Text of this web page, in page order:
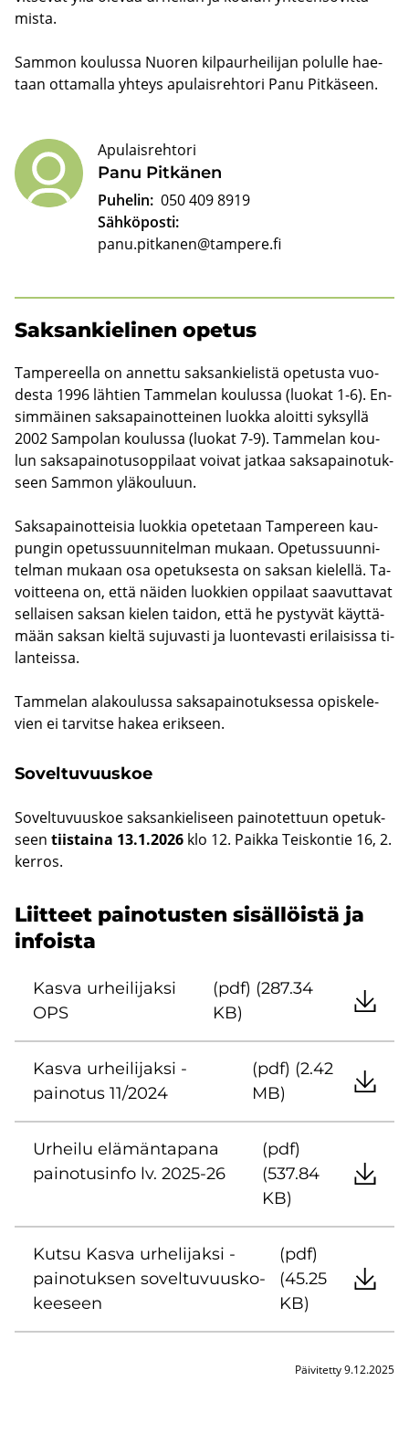
mis­ta.
Sam­mon kou­lus­sa Nuo­ren kil­paur­hei­li­jan po­lul­le hae­
taan ot­ta­mal­la yh­teys apu­lais­reh­to­ri Panu Pit­kä­seen.
Panu Pit­kä­nen
Apulaisrehtori
Puhelin: 050 409 8919
Sähköposti:
panu.pitkanen@tampere.fi
Sak­san­kie­li­nen ope­tus
Tam­pe­reel­la on an­net­tu sak­san­kie­lis­tä ope­tus­ta vuo­
des­ta 1996 läh­tien Tam­me­lan kou­lus­sa (luo­kat 1-6). En­
sim­mäi­nen sak­sa­pai­not­tei­nen luok­ka aloit­ti syk­syl­lä
2002 Sam­po­lan kou­lus­sa (luo­kat 7-9). Tam­me­lan kou­
lun sak­sa­pai­no­tusop­pi­laat voi­vat jat­kaa sak­sa­pai­no­tuk­
seen Sam­mon ylä­kou­luun.
Sak­sa­pai­not­tei­sia luok­kia ope­te­taan Tam­pe­reen kau­
pun­gin ope­tus­suun­ni­tel­man mu­kaan. Ope­tus­suun­ni­
tel­man mu­kaan osa ope­tuk­ses­ta on sak­san kie­lel­lä. Ta­
voit­tee­na on, että näi­den luok­kien op­pi­laat saa­vut­ta­vat
sel­lai­sen sak­san kie­len tai­don, että he pys­ty­vät käyt­tä­
mään sak­san kiel­tä su­ju­vas­ti ja luon­te­vas­ti eri­lai­sis­sa ti­
lan­teis­sa.
Tam­me­lan ala­kou­lus­sa sak­sa­pai­no­tuk­ses­sa opis­ke­le­
vien ei tar­vit­se hakea erik­seen.
So­vel­tu­vuus­koe
So­vel­tu­vuus­koe sak­san­kie­li­seen pai­no­tet­tuun ope­tuk­
seen tiis­tai­na 13.1.2026 klo 12. Paik­ka Teis­kon­tie 16, 2.
ker­ros.
Liit­teet pai­no­tus­ten si­säl­löis­tä ja
in­fois­ta
Kasva ur­hei­li­jak­si
OPS
(pdf) (287.34
KB)
Kasva ur­hei­li­jak­si -​
painotus 11/2024
(pdf) (2.42
MB)
Ur­hei­lu elä­män­ta­pa­na
pai­no­tusin­fo lv. 2025-26
(pdf)
(537.84
KB)
Kutsu Kasva ur­he­li­jak­si -​
painotuksen so­vel­tu­vuus­ko­
kee­seen
(pdf)
(45.25
KB)
Päivitetty 9.12.2025